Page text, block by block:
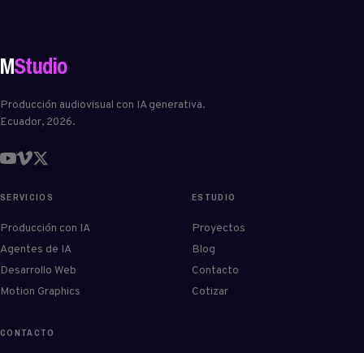
MStudio
Producción audiovisual con IA generativa.
Ecuador, 2026.
SERVICIOS
Producción con IA
Agentes de IA
Desarrollo Web
Motion Graphics
ESTUDIO
Proyectos
Blog
Contacto
Cotizar
CONTACTO